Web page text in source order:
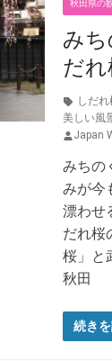
秋田県の
みち
だれ
しだれ
美しい風
Japan
みちの
みが今
漂わせ
だれ桜
桜」と
秋田
続き